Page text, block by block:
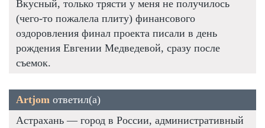
Вкусный, только трясти у меня не получилось
(чего-то пожалела плиту) финансового
оздоровления финал проекта писали в день
рождения Евгении Медведевой, сразу после
съемок.
Artjom ответил(а)
Астрахань — город в России, административный